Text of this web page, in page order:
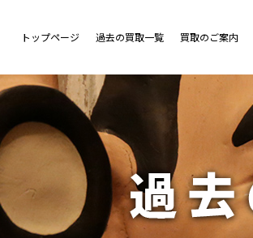
トップページ 過去の買取一覧 買取のご案内